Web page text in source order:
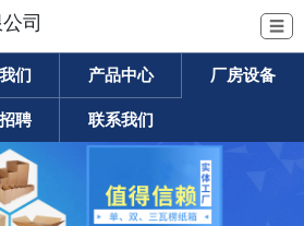
司 ☰
们 产品中心 厂房设备
聘 联系我们